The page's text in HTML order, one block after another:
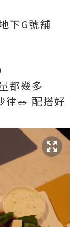
下G號舖
都幾多
律🥗 配搭好